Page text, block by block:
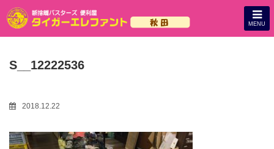
MENU
S__12222536
2018.12.22